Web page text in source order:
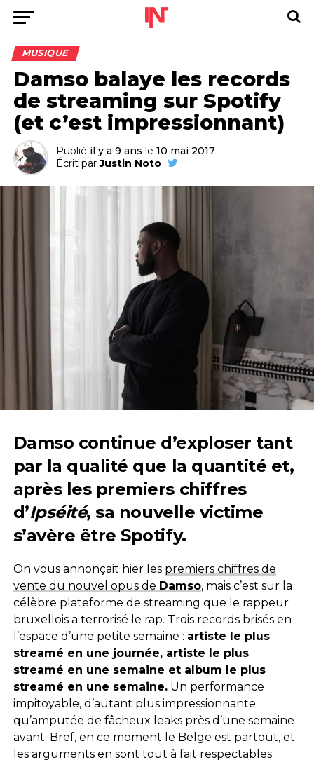
MUSIQUE
Damso balaye les records
de streaming sur Spotify
(et c’est impressionnant)
Publié il y a 9 ans le 10 mai 2017
Écrit par Justin Noto
Damso continue d’exploser tant
par la qualité que la quantité et,
après les premiers chiffres
d’Ipséité, sa nouvelle victime
s’avère être Spotify.
On vous annonçait hier les premiers chiffres de
vente du nouvel opus de Damso, mais c’est sur la
célèbre plateforme de streaming que le rappeur
bruxellois a terrorisé le rap. Trois records brisés en
l’espace d’une petite semaine : artiste le plus
streamé en une journée, artiste le plus
streamé en une semaine et album le plus
streamé en une semaine.Un performance
impitoyable, d’autant plus impressionnante
qu’amputée de fâcheux leaks près d’une semaine
avant. Bref, en ce moment le Belge est partout, et
les arguments en sont tout à fait respectables.